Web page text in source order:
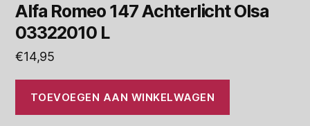
Alfa Romeo 147 Achterlicht Olsa
03322010 L
€14,95
TOEVOEGEN AAN WINKELWAGEN